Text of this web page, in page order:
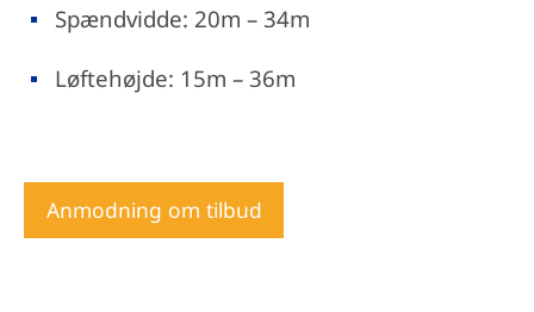
Spændvidde: 20m – 34m
Løftehøjde: 15m – 36m
Anmodning om tilbud